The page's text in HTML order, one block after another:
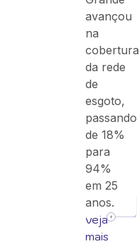
avançou
na
cobertura
da rede
de
esgoto,
passando
de 18%
para
94%
em 25
anos.
veja
mais